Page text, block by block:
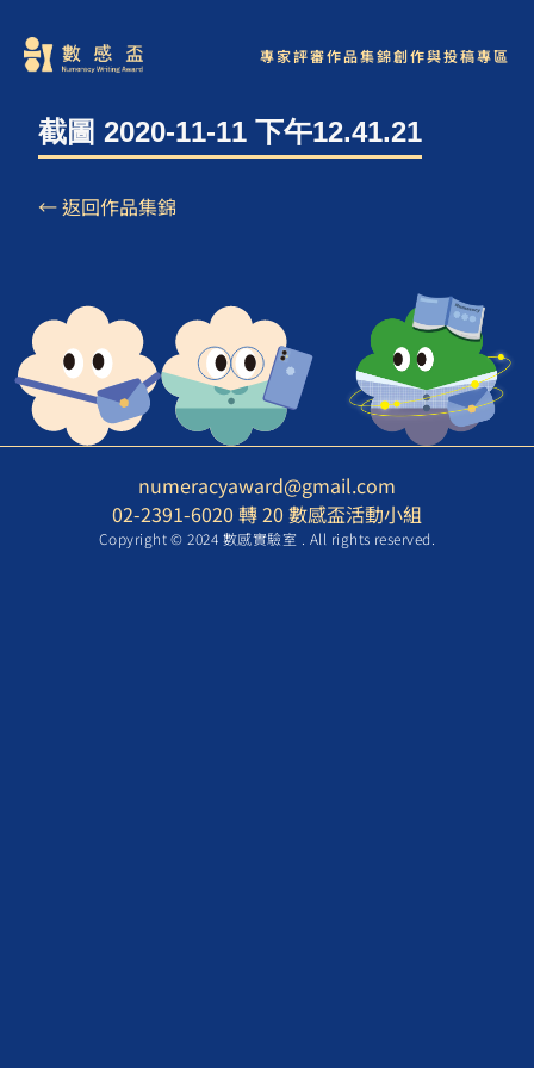
專家評審作品集錦創作與投稿專區
截圖 2020-11-11 下午12.41.21
← 返回作品集錦
numeracyaward@gmail.com
02-2391-6020 轉 20 數感盃活動小組
Copyright © 2024 數感實驗室 . All rights reserved.